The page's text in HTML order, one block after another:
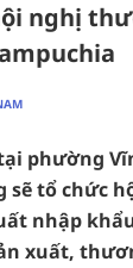
nghị
phường
sẽ tổ chức
nhập
xuất,